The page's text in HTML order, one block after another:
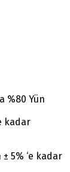
%80 Yün
kadar
5% ‘e kadar